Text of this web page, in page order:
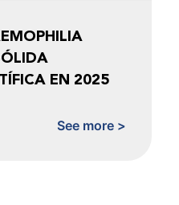
EN 2025
See more >